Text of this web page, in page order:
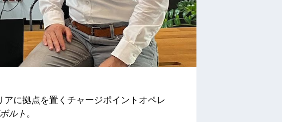
アに拠点を置くチャージポイントオペレ
ルト。